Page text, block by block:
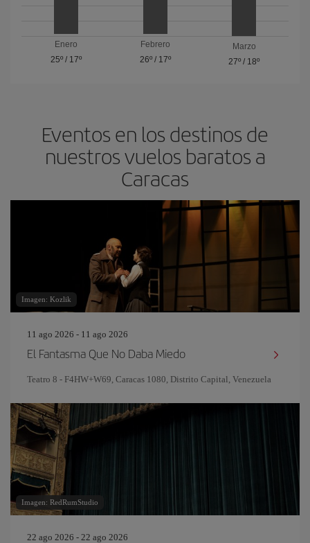
Enero
25º/ 17º
Febrero
26º/ 17º
Marzo
27º / 18º
Eventos en los destinos de
nuestros vuelos baratos a
Caracas
Imagen: Kozlik
11 ago 2026 - 11 ago 2026
El Fantasma Que No Daba Miedo
Teatro 8 - F4HW+W69, Caracas 1080, Distrito Capital, Venezuela
Imagen: RedRumStudio
22 ago 2026 - 22 ago 2026